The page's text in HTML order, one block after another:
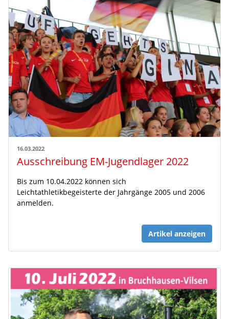
16.03.2022
Ausschreibung EM-Jugendlager 2022
Bis zum 10.04.2022 können sich
Leichtathletikbegeisterte der Jahrgänge 2005 und 2006
anmelden.
Artikel anzeigen